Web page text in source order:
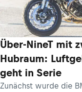
Über-NineT mit
Hubraum:
geht in Serie
Zunächst wurde die